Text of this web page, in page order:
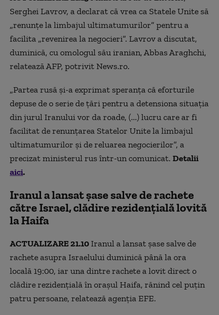
Serghei Lavrov, a declarat că vrea ca Statele Unite să
„renunţe la limbajul ultimatumurilor” pentru a
facilita „revenirea la negocieri”. Lavrov a discutat,
duminică, cu omologul său iranian, Abbas Araghchi,
relatează AFP, potrivit News.ro.
„Partea rusă şi-a exprimat speranţa că eforturile
depuse de o serie de ţări pentru a detensiona situaţia
din jurul Iranului vor da roade, (...) lucru care ar fi
facilitat de renunţarea Statelor Unite la limbajul
ultimatumurilor şi de reluarea negocierilor”, a
precizat ministerul rus într-un comunicat. Detalii
aici.
Iranul a lansat şase salve de rachete
către Israel, clădire rezidenţială lovită
la Haifa
ACTUALIZARE 21.10Iranul a lansat şase salve de
rachete asupra Israelului duminică până la ora
locală 19:00, iar una dintre rachete a lovit direct o
clădire rezidenţială în oraşul Haifa, rănind cel puţin
patru persoane, relatează agenţia EFE.